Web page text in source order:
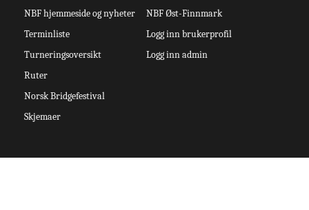
NBF hjemmeside og nyheter
Terminliste
Turneringsoversikt
Ruter
Norsk Bridgefestival
Skjemaer
NBF Øst-Finnmark
Logg inn brukerprofil
Logg inn admin